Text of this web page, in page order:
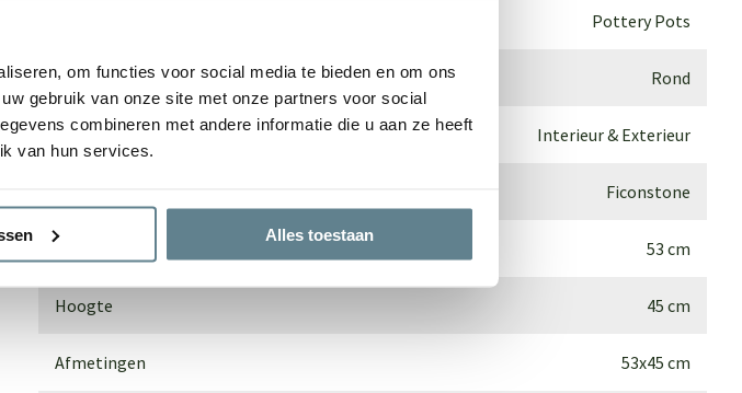
om functies voor social media te bieden en om ons
gebruik van onze site met onze partners voor social
combineren met andere informatie die u aan ze heeft
van hun services.
Alles toestaan
Pottery Pots
Vorm Rond
Gebruik Interieur & Exterieur
Ficonstone
Breedte 53 cm
Hoogte 45 cm
Afmetingen 53x45 cm